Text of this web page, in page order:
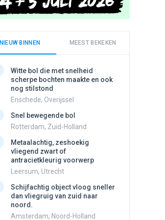
NIEUW BINNEN MEEST BEKEKEN
Witte bol die met snelheid
scherpe bochten maakte en ook
nog stilstond
Enschede, Overijssel
Snel bewegende bol
Rotterdam, Zuid-Holland
Metaalachtig, zeshoekig
vliegend zwart of
antracietkleurig voorwerp
Leersum, Utrecht
Schijfachtig object vloog sneller
dan vliegruig van zuid naar
noord.
Amsterdam, Noord-Holland